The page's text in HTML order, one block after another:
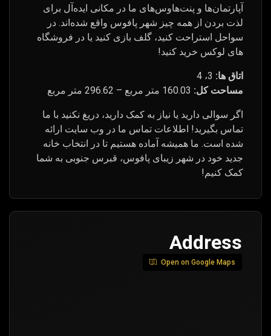
آپارتمان‌ها و پنت‌هاوس‌های ما در مکانی ایده‌آل برای
لذت بردن از همه چیز شهر پافوس واقع شده‌اند. در
سواحل استراحت کنید، گلف بازی کنید یا در فروشگاه
های لوکس خرید کنید!
اتاق ها:
مساحت کل:
اگر سوالی دارید یا نیاز به کمک دارید، دریغ نکنید با ما
تماس بگیرید! اطلاعات تماس ما در وب سایت ارائه
شده است. ما همیشه آماده هستیم تا در انتخاب خانه
جدید خود در شهر زیبای پافوس، قبرس جنوبی به شما
کمک کنیم!
Address
Open on Google Maps